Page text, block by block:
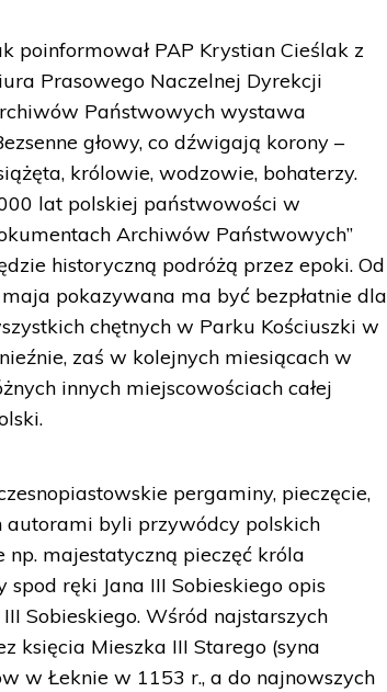
poinformował PAP Krystian Cieślak z
Prasowego Naczelnej Dyrekcji
Państwowych wystawa
głowy, co dźwigają korony –
królowie, wodzowie, bohaterzy.
lat polskiej państwowości w
Archiwów Państwowych”
historyczną podróżą przez epoki. Od
pokazywana ma być bezpłatnie dla
chętnych w Parku Kościuszki w
zaś w kolejnych miesiącach w
innych miejscowościach całej
pergaminy, pieczęcie,
byli przywódcy polskich
majestatyczną pieczęć króla
spod ręki Jana III Sobieskiego opis
Sobieskiego. Wśród najstarszych
księcia Mieszka III Starego (syna
w Łeknie w 1153 r., a do najnowszych